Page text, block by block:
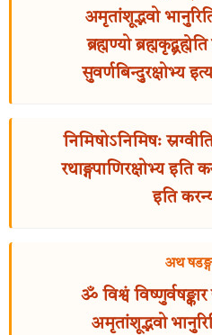
अमृतांशूद्भवो
ब्रह्मण्यो
सुवर्णबिन्दुरक्षोभ्य
निमिषोऽनिमिषः
रथाङ्गपाणिरक्षोभ्य इति
इति
अथ
ॐ विश्वं
अमृतांशूद्भवो